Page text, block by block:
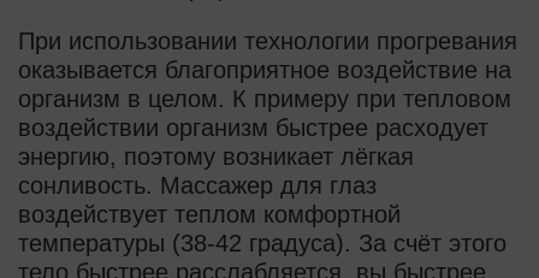
При использовании технологии прогревания
оказывается благоприятное воздействие на
организм в целом. К примеру при тепловом
воздействии организм быстрее расходует
энергию, поэтому возникает лёгкая
сонливость. Массажер для глаз
воздействует теплом комфортной
температуры (38-42 градуса). За счёт этого
тело быстрее расслабляется, вы быстрее